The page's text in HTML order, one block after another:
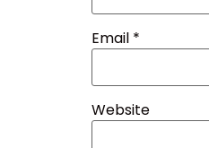
Email *
Website